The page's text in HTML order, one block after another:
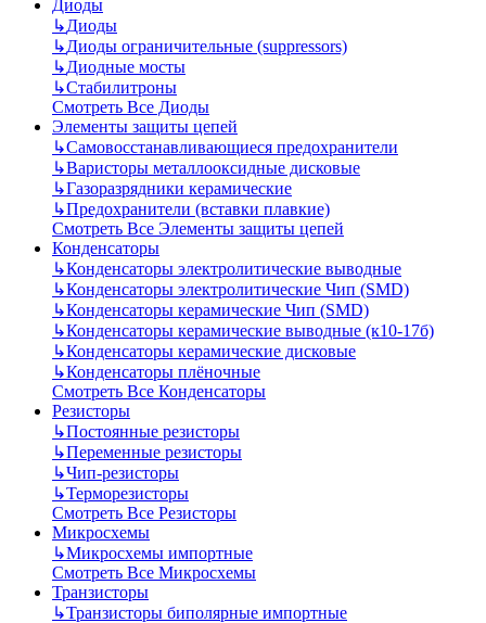
Диоды
↳Диоды
↳Диоды ограничительные (suppressors)
↳Диодные мосты
↳Стабилитроны
Смотреть Все Диоды
Элементы защиты цепей
↳Самовосстанавливающиеся предохранители
↳Варисторы металлооксидные дисковые
↳Газоразрядники керамические
↳Предохранители (вставки плавкие)
Смотреть Все Элементы защиты цепей
Конденсаторы
↳Конденсаторы электролитические выводные
↳Конденсаторы электролитические Чип (SMD)
↳Конденсаторы керамические Чип (SMD)
↳Конденсаторы керамические выводные (к10-17б)
↳Конденсаторы керамические дисковые
↳Конденсаторы плёночные
Смотреть Все Конденсаторы
Резисторы
↳Постоянные резисторы
↳Переменные резисторы
↳Чип-резисторы
↳Терморезисторы
Смотреть Все Резисторы
Микросхемы
↳Микросхемы импортные
Смотреть Все Микросхемы
Транзисторы
↳Транзисторы биполярные импортные